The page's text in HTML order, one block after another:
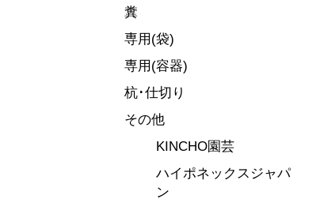
糞
専用(袋)
専用(容器)
杭･仕切り
その他
KINCHO園芸
ハイポネックスジャパ
ン